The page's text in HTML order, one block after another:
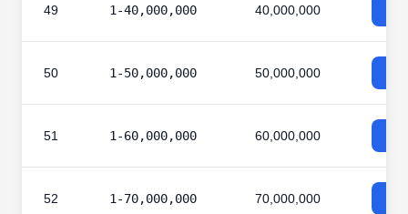
49 1-40,000,000 40,000,000
50 1-50,000,000 50,000,000
51 1-60,000,000 60,000,000
52 1-70,000,000 70,000,000